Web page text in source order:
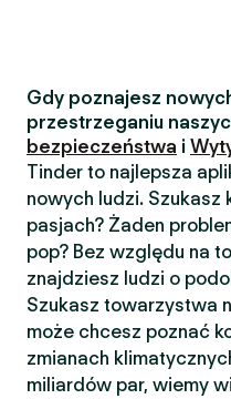
Gdy poznajesz
przestrzeganiu
bezpieczeństwa i
Tinder to najlepsza
nowych ludzi. Szukasz
pasjach? Żaden
pop? Bez względu na
znajdziesz ludzi o
Szukasz towarzystwa
może chcesz poznać
zmianach
miliardów par, wiemy